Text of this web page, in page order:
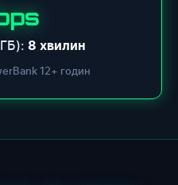
8 хвилин
12+ годин